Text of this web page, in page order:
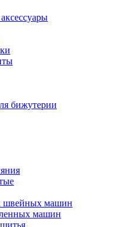
бижутерии
швейных машин
машин